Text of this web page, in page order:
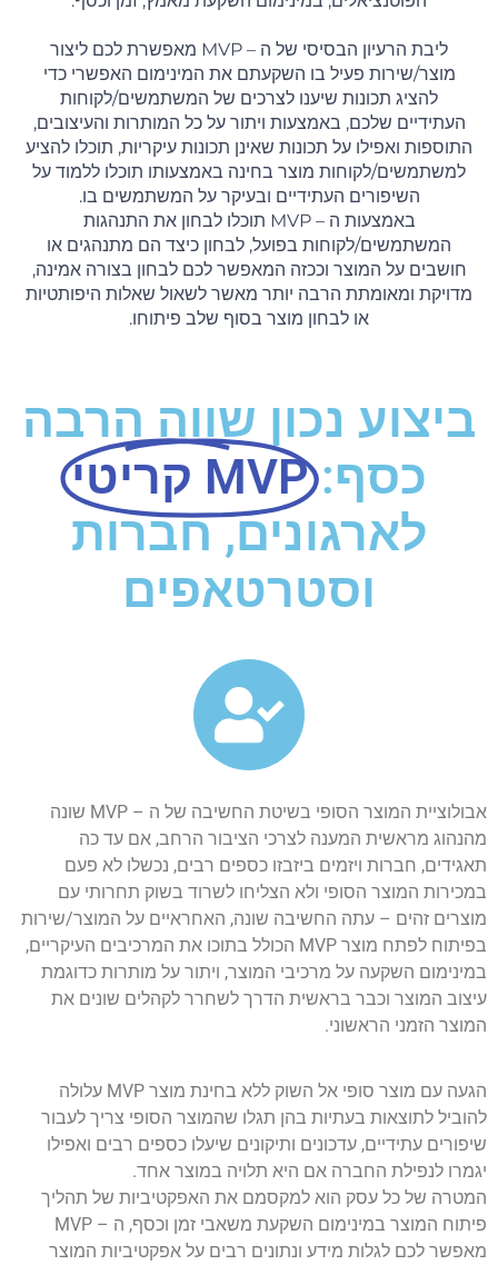
ליבת הרעיון הבסיסי של ה – MVP מאפשרת לכם ליצור
מוצר/שירות פעיל בו השקעתם את המינימום האפשרי כדי
להציג תכונות שיענו לצרכים של המשתמשים/לקוחות
העתידיים שלכם, באמצעות ויתור על כל המותרות והעיצובים,
התוספות ואפילו על תכונות שאינן תכונות עיקריות, תוכלו להציע
למשתמשים/לקוחות מוצר בחינה באמצעותו תוכלו ללמוד על
השיפורים העתידיים ובעיקר על המשתמשים בו.
באמצעות ה – MVP תוכלו לבחון את התנהגות
המשתמשים/לקוחות בפועל, לבחון כיצד הם מתנהגים או
חושבים על המוצר וככזה המאפשר לכם לבחון בצורה אמינה,
מדויקת ומאומתת הרבה יותר מאשר לשאול שאלות היפותטיות
או לבחון מוצר בסוף שלב פיתוחו.
ביצוע נכון שווה הרבה
כסף:MVP קריטי
לארגונים, חברות
וסטרטאפים
אבולוציית המוצר הסופי בשיטת החשיבה של ה – MVP שונה
מהנהוג מראשית המענה לצרכי הציבור הרחב, אם עד כה
תאגידים, חברות ויזמים ביזבזו כספים רבים, נכשלו לא פעם
במכירות המוצר הסופי ולא הצליחו לשרוד בשוק תחרותי עם
מוצרים זהים – עתה החשיבה שונה, האחראיים על המוצר/שירות
בפיתוח לפתח מוצר MVP הכולל בתוכו את המרכיבים העיקריים,
במינימום השקעה על מרכיבי המוצר, ויתור על מותרות כדוגמת
עיצוב המוצר וכבר בראשית הדרך לשחרר לקהלים שונים את
המוצר הזמני הראשוני.
הגעה עם מוצר סופי אל השוק ללא בחינת מוצר MVP עלולה
להוביל לתוצאות בעתיות בהן תגלו שהמוצר הסופי צריך לעבור
שיפורים עתידיים, עדכונים ותיקונים שיעלו כספים רבים ואפילו
יגמרו לנפילת החברה אם היא תלויה במוצר אחד.
המטרה של כל עסק הוא למקסמם את האפקטיביות של תהליך
פיתוח המוצר במינימום השקעת משאבי זמן וכסף, ה – MVP
מאפשר לכם לגלות מידע ונתונים רבים על אפקטיביות המוצר